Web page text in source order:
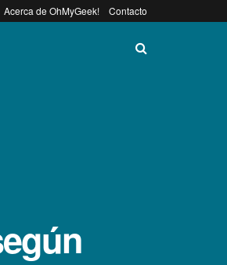
Acerca de OhMyGeek! Contacto